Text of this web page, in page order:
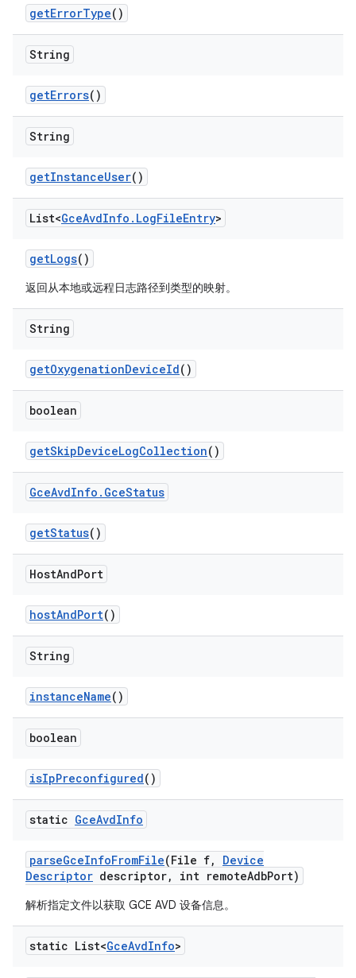
getErrorType()
String
getErrors()
String
getInstanceUser()
List<GceAvdInfo . LogFileEntry>
getLogs()
返回从本地或远程日志路径到类型的映射。
String
getOxygenationDeviceId()
boolean
getSkipDeviceLogCollection()
GceAvdInfo . GceStatus
getStatus()
HostAndPort
hostAndPort()
String
instanceName()
boolean
isIpPreconfigured()
static GceAvdInfo
parseGceInfoFromFile(File f,
Device
Descriptor descriptor, int remoteAdbPort)
解析指定文件以获取 GCE AVD 设备信息。
static List<GceAvdInfo>